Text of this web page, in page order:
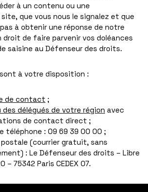
à un contenu ou une
que vous nous le signalez et que
à obtenir une réponse de notre
de faire parvenir vos doléances
saisine au Défenseur des droits.
à votre disposition :
de contact ;
délégués de votre région avec
de contact direct ;
téléphone : 09 69 39 00 00 ;
postale (courrier gratuit, sans
: Le Défenseur des droits – Libre
– 75342 Paris CEDEX 07.